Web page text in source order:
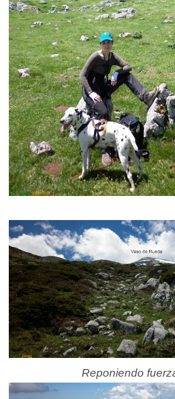
Reponiendo